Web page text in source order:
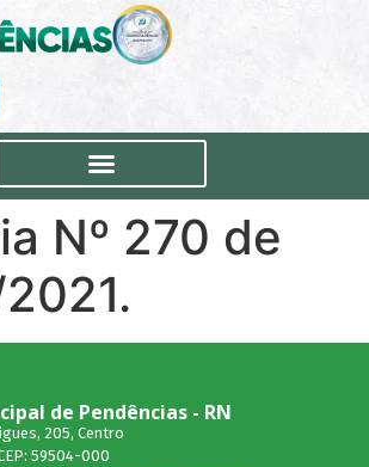
Nº 270 de
de Pendências - RN
205, Centro
59504-000